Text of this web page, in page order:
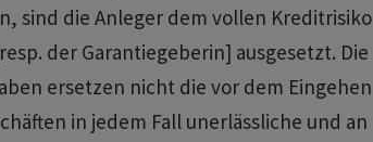
sind die Anleger dem vollen Kreditrisiko
der Garantiegeberin] ausgesetzt. Die
ersetzen nicht die vor dem Eingehen
in jedem Fall unerlässliche und an